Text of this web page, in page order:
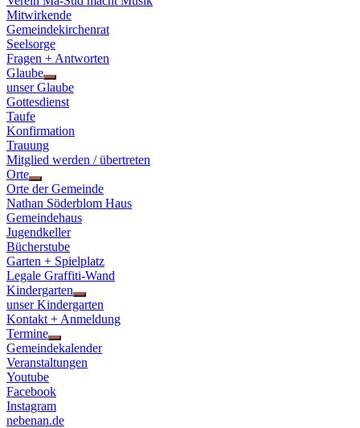
Mitwirkende
Gemeindekirchenrat
Seelsorge
Fragen + Antworten
Glaube
Show
sub
menu
unser Glaube
Gottesdienst
Taufe
Konfirmation
Trauung
Mitglied werden / übertreten
Orte
Show
sub
menu
Orte der Gemeinde
Nathan Söderblom Haus
Gemeindehaus
Jugendkeller
Bücherstube
Garten + Spielplatz
Legale Graffiti-Wand
Kindergarten
Show
sub
menu
unser Kindergarten
Kontakt + Anmeldung
Termine
Show
sub
menu
Gemeindekalender
Veranstaltungen
Youtube
Facebook
Instagram
nebenan.de